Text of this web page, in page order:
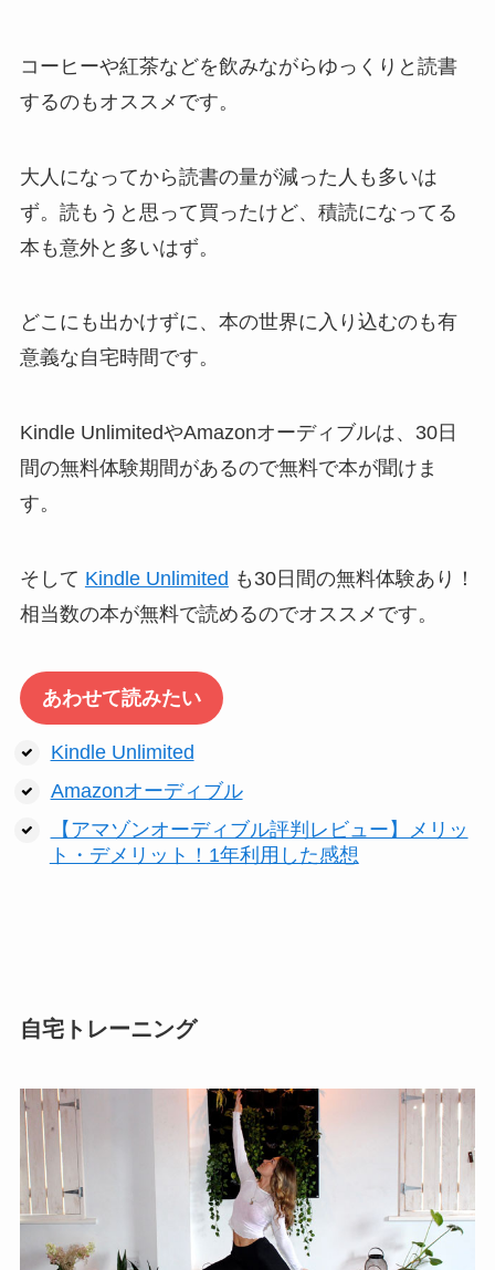
コーヒーや紅茶などを飲みながらゆっくりと読書
するのもオススメです。
大人になってから読書の量が減った人も多いは
ず。読もうと思って買ったけど、積読になってる
本も意外と多いはず。
どこにも出かけずに、本の世界に入り込むのも有
意義な自宅時間です。
Kindle UnlimitedやAmazonオーディブルは、30日
間の無料体験期間があるので無料で本が聞けま
す。
そして Kindle Unlimited も30日間の無料体験あり！
相当数の本が無料で読めるのでオススメです。
あわせて読みたい
Kindle Unlimited
Amazonオーディブル
【アマゾンオーディブル評判レビュー】メリッ
ト・デメリット！1年利用した感想
自宅トレーニング